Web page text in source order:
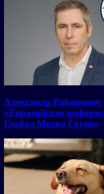
Александр
«Евразийское
Глобал Медиа Групп»